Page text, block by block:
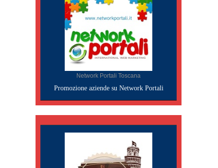
Network Portali Toscana
Promozione aziende su Network Portali